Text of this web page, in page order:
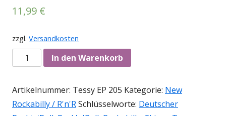
11,99 €
zzgl. Versandkosten
Anzahl In den Warenkorb
Artikelnummer: Tessy EP 205 Kategorie: New
Rockabilly / R'n'RSchlüsselworte: Deutscher